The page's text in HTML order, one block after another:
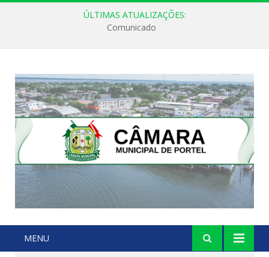
ÚLTIMAS ATUALIZAÇÕES:
Comunicado
MENU